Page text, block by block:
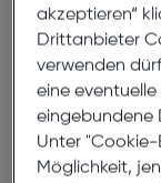
(individuell
akzeptieren“
Drittanbieter
verwenden
eine
eingebundene
Unter "Cookie-
Möglichkeit,